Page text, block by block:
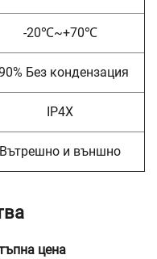
-20℃~+70℃
Без кондензация
IP4X
Вътрешно и външно
цена